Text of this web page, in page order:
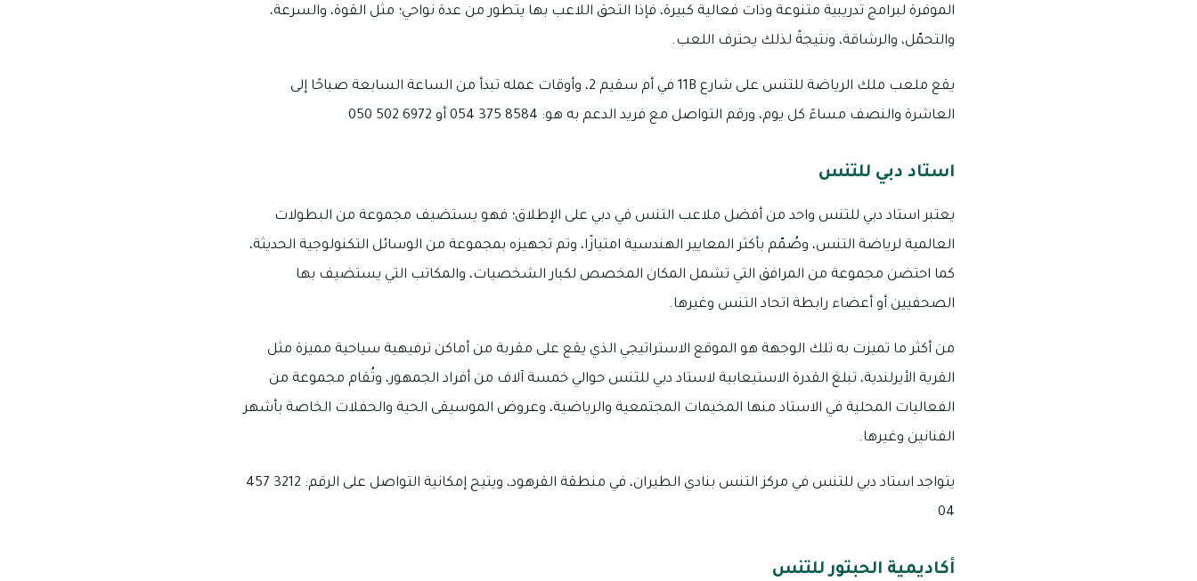
الموفرة لبرامج تدريبية متنوعة وذات فعالية كبيرة، فإذا التحق اللاعب بها يتطور من عدة نواحي؛ مثل القوة، والسرعة،
والتحمّل، والرشاقة، ونتيجةً لذلك يحترف اللعب.
يقع ملعب ملك الرياضة للتنس على شارع 11B في أم سقيم 2، وأوقات عمله تبدأ من الساعة السابعة صباحًا إلى
العاشرة والنصف مساءً كل يوم، ورقم التواصل مع فريد الدعم به هو: 8584 375 054 أو 6972 502 050
استاد دبي للتنس
يعتبر استاد دبي للتنس واحد من أفضل ملاعب التنس في دبي على الإطلاق؛ فهو يستضيف مجموعة من البطولات
العالمية لرياضة التنس، وصُمّم بأكثر المعايير الهندسية امتيازًا، وتم تجهيزه بمجموعة من الوسائل التكنولوجية الحديثة،
كما احتضن مجموعة من المرافق التي تشمل المكان المخصص لكبار الشخصيات، والمكاتب التي يستضيف بها
الصحفيين أو أعضاء رابطة اتحاد التنس وغيرها.
من أكثر ما تميزت به تلك الوجهة هو الموقع الاستراتيجي الذي يقع على مقربة من أماكن ترفيهية سياحية مميزة مثل
القرية الأيرلندية، تبلغ القدرة الاستيعابية لاستاد دبي للتنس حوالي خمسة آلاف من أفراد الجمهور، وتُقام مجموعة من
الفعاليات المحلية في الاستاد منها المخيمات المجتمعية والرياضية، وعروض الموسيقى الحية والحفلات الخاصة بأشهر
الفنانين وغيرها.
يتواجد استاد دبي للتنس في مركز التنس بنادي الطيران، في منطقة القرهود، ويتيح إمكانية التواصل على الرقم: 3212 457
04
أكاديمية الحبتور للتنس